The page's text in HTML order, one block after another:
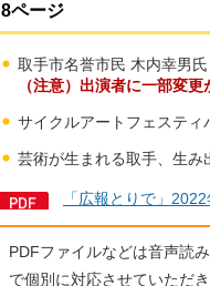
8ページ
取手市名誉市民 木内幸男
（注意）出演者に一部変更
サイクルアートフェスティ
芸術が生まれる取手、生み
「広報とりで」
PDFファイルなどは音声読
で個別に対応させていただ